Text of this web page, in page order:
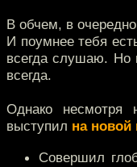
В обчем, в
И поумнее тебя
всегда слушаю. Но
всегда.
Однако несмотря
выступил на новой
Совершил